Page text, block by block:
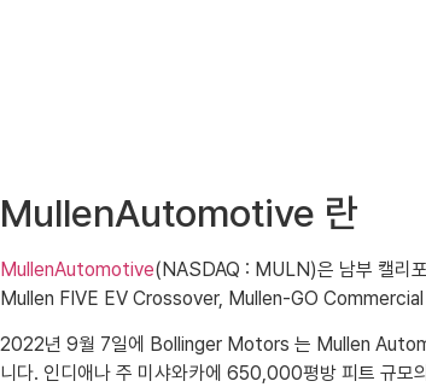
MullenAutomotive 란
MullenAutomotive(NASDAQ : MULN)은 남부 캘리포
Mullen FIVE EV Crossover, Mullen-GO
2022년 9월 7일에 Bollinger Motors 는 Mullen
니다. 인디애나 주 미샤와카에 650,000평방 피트 규모